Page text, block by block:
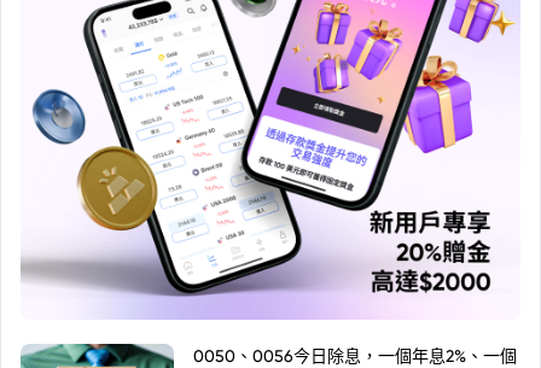
0050、0056今日除息，一個年息2%、一個